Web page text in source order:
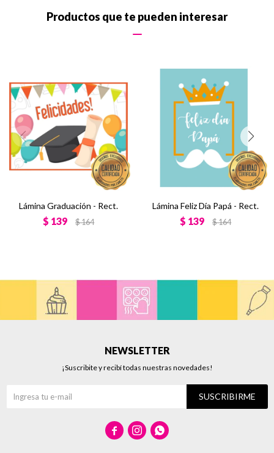
Productos que te pueden interesar
Lámina Graduación - Rect.
$ 139 $164
Lámina Feliz Día Papá - Rect.
$ 139 $164
NEWSLETTER
¡Suscribite y recibí todas nuestras novedades!
SUSCRIBIRME
  